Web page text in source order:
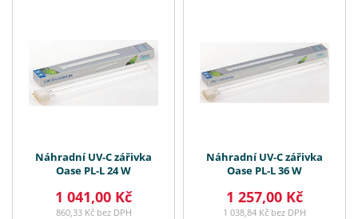
Náhradní UV-C zářivka
Oase PL-L 24 W
1 041,00 Kč
860,33 Kč bez DPH
Náhradní UV-C zářivka
Oase PL-L 36 W
1 257,00 Kč
1 038,84 Kč bez DPH